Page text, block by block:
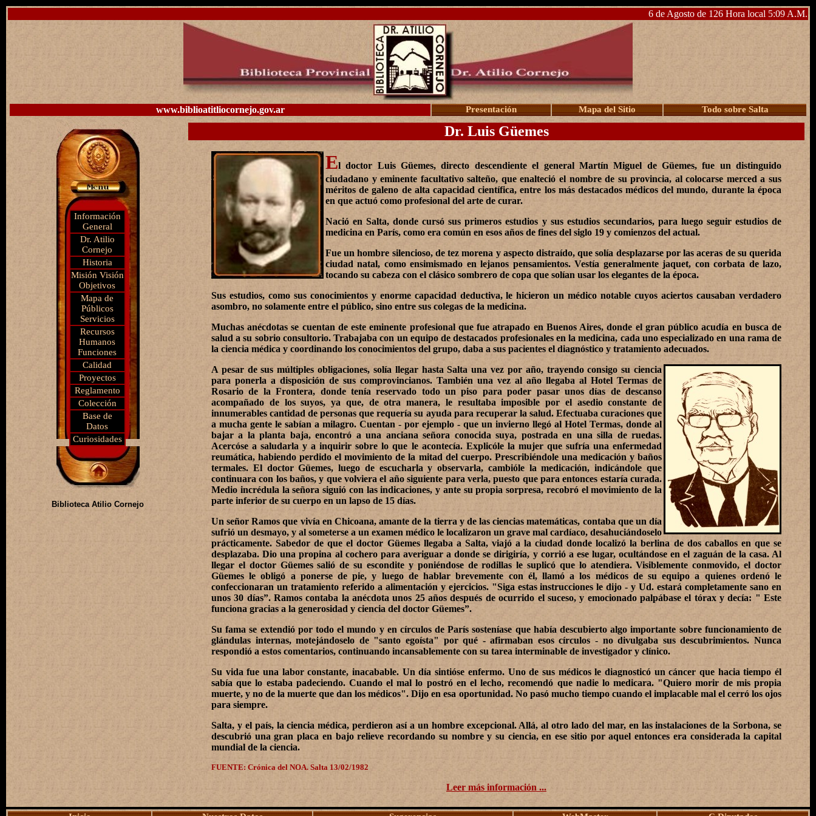
6 de Agosto de 126 Hora local 5:09 A.M.
www.biblioatitliocornejo.gov.ar Presentación Mapa del Sitio Todo sobre Salta
Información
General
Dr. Atilio
Cornejo
Historia
Misión Visión
Objetivos
Mapa de
Públicos
Servicios
Recursos
Humanos
Funciones
Calidad
Proyectos
Reglamento
Colección
Base de
Datos
Curiosidades
Biblioteca Atilio Cornejo
Dr. Luis Güemes
El doctor Luis Güemes, directo descendiente el general Martín Miguel de Güemes, fue un distinguido
ciudadano y eminente facultativo salteño, que enalteció el nombre de su provincia, al colocarse merced a sus
méritos de galeno de alta capacidad científica, entre los más destacados médicos del mundo, durante la época
en que actuó como profesional del arte de curar.
Nació en Salta, donde cursó sus primeros estudios y sus estudios secundarios, para luego seguir estudios de
medicina en París, como era común en esos años de fines del siglo 19 y comienzos del actual.
Fue un hombre silencioso, de tez morena y aspecto distraído, que solía desplazarse por las aceras de su querida
ciudad natal, como ensimismado en lejanos pensamientos. Vestía generalmente jaquet, con corbata de lazo,
tocando su cabeza con el clásico sombrero de copa que solían usar los elegantes de la época.
Sus estudios, como sus conocimientos y enorme capacidad deductiva, le hicieron un médico notable cuyos aciertos causaban verdadero
asombro, no solamente entre el público, sino entre sus colegas de la medicina.
Muchas anécdotas se cuentan de este eminente profesional que fue atrapado en Buenos Aires, donde el gran público acudía en busca de
salud a su sobrio consultorio. Trabajaba con un equipo de destacados profesionales en la medicina, cada uno especializado en una rama de
la ciencia médica y coordinando los conocimientos del grupo, daba a sus pacientes el diagnóstico y tratamiento adecuados.
A pesar de sus múltiples obligaciones, solía llegar hasta Salta una vez por año, trayendo consigo su ciencia
para ponerla a disposición de sus comprovincianos. También una vez al año llegaba al Hotel Termas de
Rosario de la Frontera, donde tenía reservado todo un piso para poder pasar unos días de descanso
acompañado de los suyos, ya que, de otra manera, le resultaba imposible por el asedio constante de
innumerables cantidad de personas que requería su ayuda para recuperar la salud. Efectuaba curaciones que
a mucha gente le sabían a milagro. Cuentan - por ejemplo - que un invierno llegó al Hotel Termas, donde al
bajar a la planta baja, encontró a una anciana señora conocida suya, postrada en una silla de ruedas.
Acercóse a saludarla y a inquirir sobre lo que le acontecía. Explicóle la mujer que sufría una enfermedad
reumática, habiendo perdido el movimiento de la mitad del cuerpo. Prescribiéndole una medicación y baños
termales. El doctor Güemes, luego de escucharla y observarla, cambióle la medicación, indicándole que
continuara con los baños, y que volviera el año siguiente para verla, puesto que para entonces estaría curada.
Medio incrédula la señora siguió con las indicaciones, y ante su propia sorpresa, recobró el movimiento de la
parte inferior de su cuerpo en un lapso de 15 días.
Un señor Ramos que vivía en Chicoana, amante de la tierra y de las ciencias matemáticas, contaba que un día
sufrió un desmayo, y al someterse a un examen médico le localizaron un grave mal cardíaco, desahuciándoselo
prácticamente. Sabedor de que el doctor Güemes llegaba a Salta, viajó a la ciudad donde localizó la berlina de dos caballos en que se
desplazaba. Dio una propina al cochero para averiguar a donde se dirigiría, y corrió a ese lugar, ocultándose en el zaguán de la casa. Al
llegar el doctor Güemes salió de su escondite y poniéndose de rodillas le suplicó que lo atendiera. Visiblemente conmovido, el doctor
Güemes le obligó a ponerse de pie, y luego de hablar brevemente con él, llamó a los médicos de su equipo a quienes ordenó le
confeccionaran un tratamiento referido a alimentación y ejercicios. "Siga estas instrucciones le dijo - y Ud. estará completamente sano en
unos 30 días”. Ramos contaba la anécdota unos 25 años después de ocurrido el suceso, y emocionado palpábase el tórax y decía: " Este
funciona gracias a la generosidad y ciencia del doctor Güemes”.
Su fama se extendió por todo el mundo y en círculos de París sosteníase que había descubierto algo importante sobre funcionamiento de
glándulas internas, motejándoselo de "santo egoísta" por qué - afirmaban esos círculos - no divulgaba sus descubrimientos. Nunca
respondió a estos comentarios, continuando incansablemente con su tarea interminable de investigador y clínico.
Su vida fue una labor constante, inacabable. Un día sintióse enfermo. Uno de sus médicos le diagnosticó un cáncer que hacia tiempo él
sabía que lo estaba padeciendo. Cuando el mal lo postró en el lecho, recomendó que nadie lo medicara. "Quiero morir de mis propia
muerte, y no de la muerte que dan los médicos". Dijo en esa oportunidad. No pasó mucho tiempo cuando el implacable mal el cerró los ojos
para siempre.
Salta, y el país, la ciencia médica, perdieron así a un hombre excepcional. Allá, al otro lado del mar, en las instalaciones de la Sorbona, se
descubrió una gran placa en bajo relieve recordando su nombre y su ciencia, en ese sitio por aquel entonces era considerada la capital
mundial de la ciencia.
FUENTE: Crónica del NOA. Salta 13/02/1982
Leer más información ...